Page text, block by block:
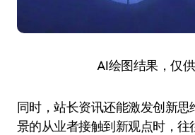
AI绘图结果，仅
同时，站长资讯还能激发创新思
景的从业者接触到新观点时，往